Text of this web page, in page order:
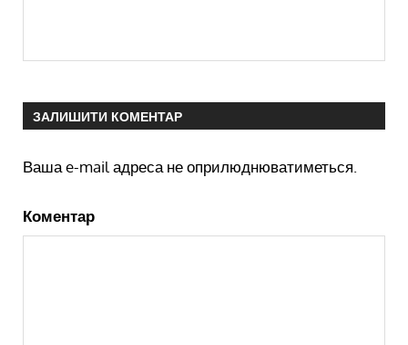
ЗАЛИШИТИ КОМЕНТАР
Ваша e-mail адреса не оприлюднюватиметься.
Коментар